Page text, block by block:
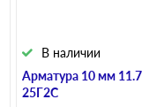
Арматура 10 мм 11.7 м
25Г2С
В наличии